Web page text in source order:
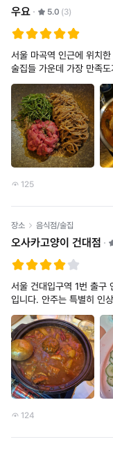
우요 5.0 (3)
서울 마곡역 인근에 위치한 한식 주점 우
술집들 가운데 가장 만족
먹어본 안주들 중에서도
가 높아 첫 메뉴를
125
장소 음식점/술집
오사카고양이 건대점
서울 건대입구역 1번 출구
입니다. 안주는 특별히 인상 깊을 정도로 뛰어난 맛은 아니었지만, 전반적으로
무난하게 술과 함께 즐기
하며 부담 없이 주문하기
124